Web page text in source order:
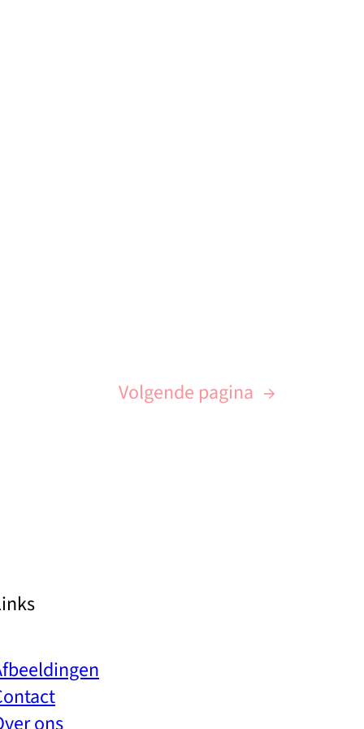
Volgende pagina →